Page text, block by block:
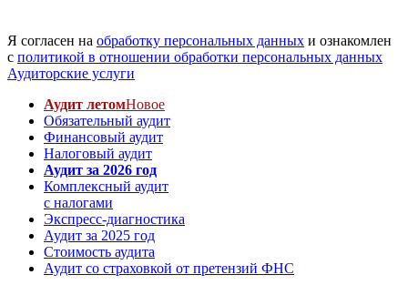
Я согласен на обработку персональных данных и ознакомлен
с политикой в отношении обработки персональных данных
Аудиторские услуги
Аудит летомНовое
Обязательный аудит
Финансовый аудит
Налоговый аудит
Аудит за 2026 год
Комплексный аудит
с налогами
Экспресс-диагностика
Аудит за 2025 год
Стоимость аудита
Аудит со страховкой от претензий ФНС